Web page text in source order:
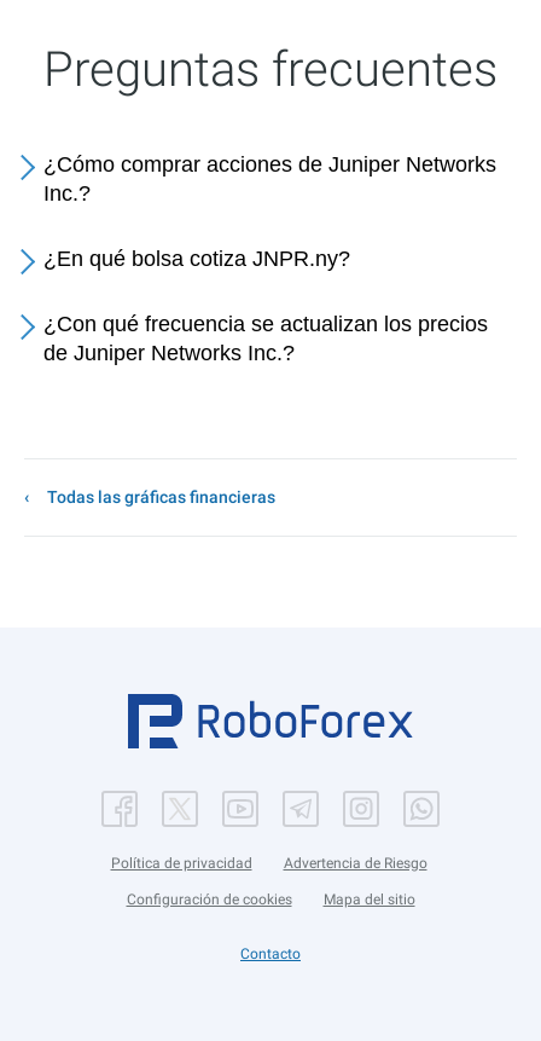
Preguntas frecuentes
¿Cómo comprar acciones de Juniper Networks
Inc.?
¿En qué bolsa cotiza JNPR.ny?
¿Con qué frecuencia se actualizan los precios
de Juniper Networks Inc.?
Todas las gráficas financieras
Política de privacidad Advertencia de Riesgo
Configuración de cookies Mapa del sitio
Contacto